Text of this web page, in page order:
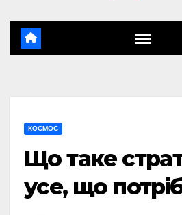
КОСМОС
Що таке
усе, що